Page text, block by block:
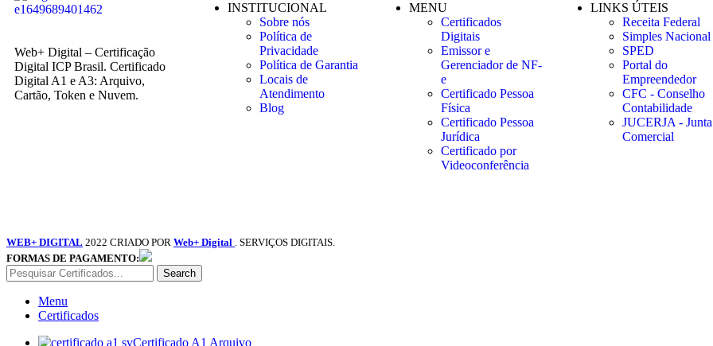
Web+ Digital – Certificação
Digital ICP Brasil. Certificado
Digital A1 e A3: Arquivo,
Cartão, Token e Nuvem.
INSTITUCIONAL
Sobre nós
Política de
Privacidade
Política de Garantia
Locais de
Atendimento
Blog
MENU
Certificados
Digitais
Emissor e
Gerenciador de NF-
e
Certificado Pessoa
Física
Certificado Pessoa
Jurídica
Certificado por
Videoconferência
LINKS ÚTEIS
Receita Federal
Simples Nacional
SPED
Portal do
Empreendedor
CFC - Conselho
Contabilidade
JUCERJA - Junta
Comercial
WEB+ DIGITAL 2022 CRIADO POR Web+ Digital . SERVIÇOS DIGITAIS.
FORMAS DE PAGAMENTO:
Search
Menu
Certificados
Certificado A1 Arquivo